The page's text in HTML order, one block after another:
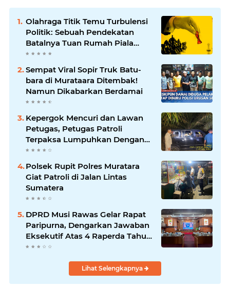
Olahraga Titik Temu Turbulensi
Politik: Sebuah Pendekatan
Batalnya Tuan Rumah Piala
Dunia U-20
Sempat Viral Sopir Truk Batu-
bara di Murataara Ditembak!
Namun Dikabarkan Berdamai
Kepergok Mencuri dan Lawan
Petugas, Petugas Patroli
Terpaksa Lumpuhkan Dengan
Peluru Karet
Polsek Rupit Polres Muratara
Giat Patroli di Jalan Lintas
Sumatera
DPRD Musi Rawas Gelar Rapat
Paripurna, Dengarkan Jawaban
Eksekutif Atas 4 Raperda Tahun
2026
Lihat Selengkapnya